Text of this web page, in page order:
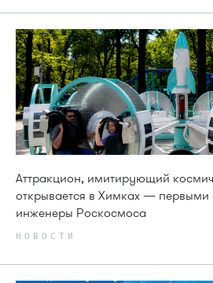
Аттракцион, имитирующий
открывается в Химках — первыми
инженеры Роскосмоса
НОВОСТИ